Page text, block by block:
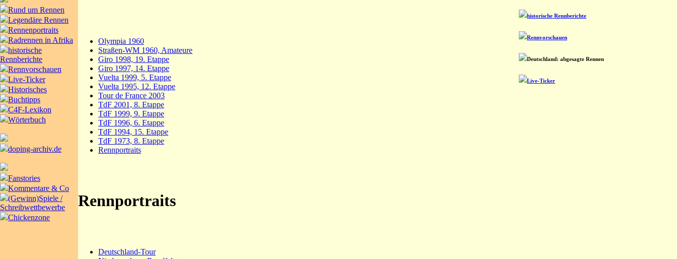
Rund um Rennen
Legendäre Rennen
Rennenportraits
Radrennen in Afrika
historische
Rennberichte
Rennvorschauen
Live-Ticker
Historisches
Buchtipps
C4F-Lexikon
Wörterbuch
doping-archiv.de
Fanstories
Kommentare & Co
(Gewinn)Spiele /
Schreibwettbewerbe
Chickenzone
Olympia 1960
Straßen-WM 1960, Amateure
Giro 1998, 19. Etappe
Giro 1997, 14. Etappe
Vuelta 1999, 5. Etappe
Vuelta 1995, 12. Etappe
Tour de France 2003
TdF 2001, 8. Etappe
TdF 1999, 9. Etappe
TdF 1996, 6. Etappe
TdF 1994, 15. Etappe
TdF 1973, 8. Etappe
Rennportraits
Rennportraits
Deutschland-Tour
historische Rennberichte
Rennvorschauen
Deutschland: abgesagte Rennen
Live-Ticker